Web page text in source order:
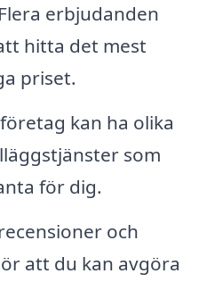
Flera erbjudanden
hitta det mest
priset.
kan ha olika
som
för dig.
och
att du kan avgöra